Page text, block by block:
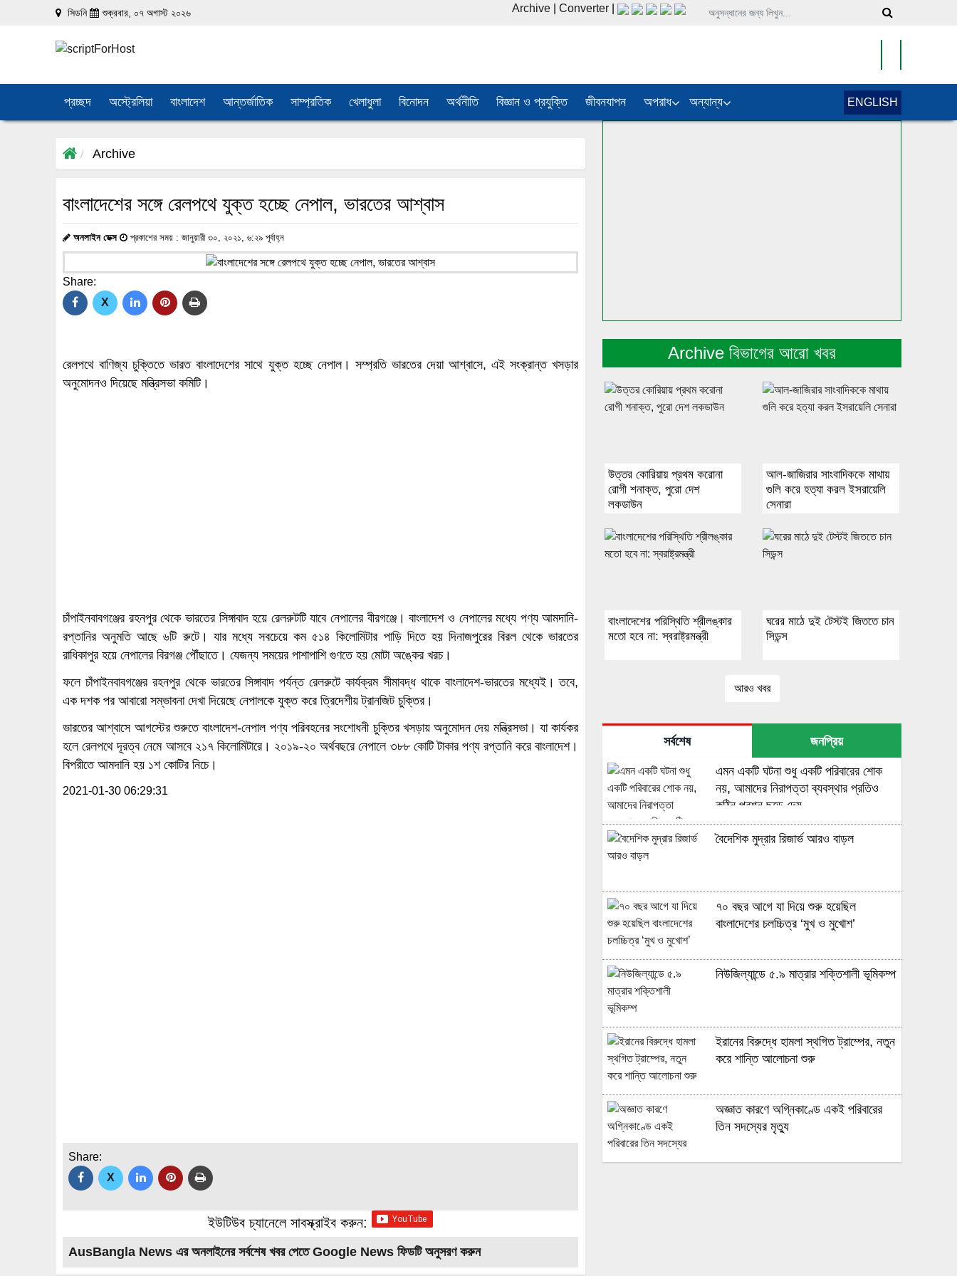
সিডনি শুক্রবার, ০৭ অগাস্ট ২০২৬ Archive Converter
প্রচ্ছদ অস্ট্রেলিয়া বাংলাদেশ আন্তর্জাতিক সাম্প্রতিক খেলাধুলা বিনোদন অর্থনীতি বিজ্ঞান ও প্রযুক্তি জীবনযাপন অপরাধ অন্যান্য ENGLISH
Archive
বাংলাদেশের সঙ্গে রেলপথে যুক্ত হচ্ছে নেপাল, ভারতের আশ্বাস
অনলাইন ডেক্স প্রকাশের সময় : জানুয়ারী ৩০, ২০২১, ৬:২৯ পূর্বাহ্ন
Share:
X
রেলপথে বাণিজ্য চুক্তিতে ভারত বাংলাদেশের সাথে যুক্ত হচ্ছে নেপাল। সম্প্রতি ভারতের দেয়া আশ্বাসে, এই সংক্রান্ত খসড়ার
অনুমোদনও দিয়েছে মন্ত্রিসভা কমিটি।
চাঁপাইনবাবগঞ্জের রহনপুর থেকে ভারতের সিঙ্গাবাদ হয়ে রেলরুটটি যাবে নেপালের বীরগঞ্জে। বাংলাদেশ ও নেপালের মধ্যে পণ্য আমদানি-
রপ্তানির অনুমতি আছে ৬টি রুটে। যার মধ্যে সবচেয়ে কম ৫১৪ কিলোমিটার পাড়ি দিতে হয় দিনাজপুরের বিরল থেকে ভারতের
রাধিকাপুর হয়ে নেপালের বিরগঞ্জ পৌঁছাতে। যেজন্য সময়ের পাশাপাশি গুণতে হয় মোটা অঙ্কের খরচ।
ফলে চাঁপাইনবাবগঞ্জের রহনপুর থেকে ভারতের সিঙ্গাবাদ পর্যন্ত রেলরুটে কার্যক্রম সীমাবদ্ধ থাকে বাংলাদেশ-ভারতের মধ্যেই। তবে,
এক দশক পর আবারো সম্ভাবনা দেখা দিয়েছে নেপালকে যুক্ত করে ত্রিদেশীয় ট্রানজিট চুক্তির।
ভারতের আশ্বাসে আগস্টের শুরুতে বাংলাদেশ-নেপাল পণ্য পরিবহনের সংশোধনী চুক্তির খসড়ায় অনুমোদন দেয় মন্ত্রিসভা। যা কার্যকর
হলে রেলপথে দূরত্ব নেমে আসবে ২১৭ কিলোমিটারে। ২০১৯-২০ অর্থবছরে নেপালে ৩৮৮ কোটি টাকার পণ্য রপ্তানি করে বাংলাদেশ।
বিপরীতে আমদানি হয় ১শ কোটির নিচে।
2021-01-30 06:29:31
Share:
X
ইউটিউব চ্যানেলে সাবস্ক্রাইব করুন:
AusBangla News এর অনলাইনের সর্বশেষ খবর পেতে Google News ফিডটি অনুসরণ করুন
Archive বিভাগের আরো খবর
উত্তর কোরিয়ায় প্রথম করোনা
রোগী শনাক্ত, পুরো দেশ
লকডাউন
আল-জাজিরার সাংবাদিককে মাথায়
গুলি করে হত্যা করল ইসরায়েলি
সেনারা
বাংলাদেশের পরিস্থিতি শ্রীলঙ্কার
মতো হবে না: স্বরাষ্ট্রমন্ত্রী
ঘরের মাঠে দুই টেস্টই জিততে চান
সিডন্স
আরও খবর
সর্বশেষ জনপ্রিয়
এমন একটি ঘটনা শুধু একটি পরিবারের শোক
নয়, আমাদের নিরাপত্তা ব্যবস্থার প্রতিও
কঠিন প্রশ্ন ছুড়ে দেয়
বৈদেশিক মুদ্রার রিজার্ভ আরও বাড়ল
৭০ বছর আগে যা ‍দিয়ে শুরু হয়েছিল
বাংলাদেশের চলচ্চিত্র ‘মুখ ও মুখোশ’
নিউজিল্যান্ডে ৫.৯ মাত্রার শক্তিশালী ভূমিকম্প
ইরানের বিরুদ্ধে হামলা স্থগিত ট্রাম্পের, নতুন
করে শান্তি আলোচনা শুরু
অজ্ঞাত কারণে অগ্নিকাণ্ডে একই পরিবারের
তিন সদস্যের মৃত্যু